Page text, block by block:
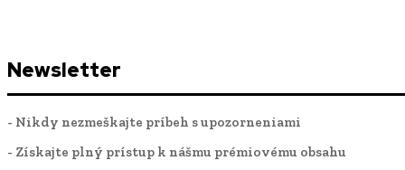
Newsletter
- Nikdy nezmeškajte príbeh s upozorneniami
- Získajte plný prístup k nášmu prémiovému obsahu